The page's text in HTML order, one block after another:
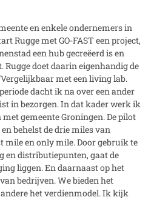
en enkele ondernemers in
Rugge met GO-FAST een project,
een hub gecreëerd is en
doet daarin eigenhandig de
met een living lab.
dacht ik na over een ander
in bezorgen. In dat kader werk ik
gemeente Groningen. De pilot
behelst de drie miles van
mile en only mile. Door gebruik te
en distributiepunten, gaat de
liggen. En daarnaast op het
bedrijven. We bieden het
het verdienmodel. Ik kijk